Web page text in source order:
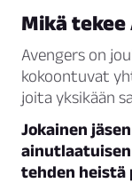
Mikä tekee
Avengers on
kokoontuvat
joita yksikään
Jokainen
tehden heistä